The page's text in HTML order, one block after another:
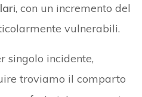
, con un incremento del
vulnerabili.
singolo incidente,
troviamo il comparto